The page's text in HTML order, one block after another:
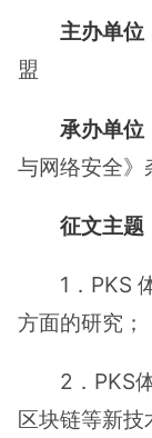
主办单位
承办单位
与网络
征文主题
1．PKS
方面的研究；
2．PKS
区块链等新技